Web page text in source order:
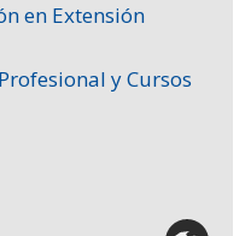
en Extensión
y Cursos